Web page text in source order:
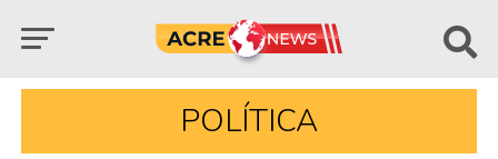
POLÍTICA